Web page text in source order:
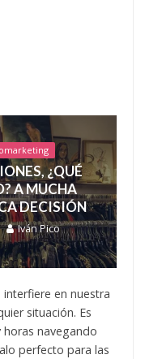
¿QUÉ
A MUCHA
DECISIÓN
Iván Pico
interfiere en nuestra
situación. Es
navegando
perfecto para las